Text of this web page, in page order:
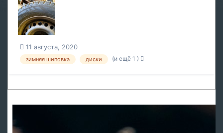
11 августа, 2020
зимняя шиповка диски (и ещё 1 )